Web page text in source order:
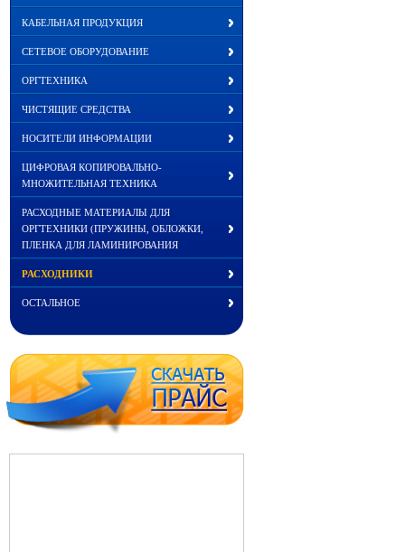
КАБЕЛЬНАЯ ПРОДУКЦИЯ
СЕТЕВОЕ ОБОРУДОВАНИЕ
ОРГТЕХНИКА
ЧИСТЯЩИЕ СРЕДСТВА
НОСИТЕЛИ ИНФОРМАЦИИ
ЦИФРОВАЯ КОПИРОВАЛЬНО-
МНОЖИТЕЛЬНАЯ ТЕХНИКА
РАСХОДНЫЕ МАТЕРИАЛЫ ДЛЯ
ОРГТЕХНИКИ (ПРУЖИНЫ, ОБЛОЖКИ,
ПЛЕНКА ДЛЯ ЛАМИНИРОВАНИЯ
РАСХОДНИКИ
ОСТАЛЬНОЕ